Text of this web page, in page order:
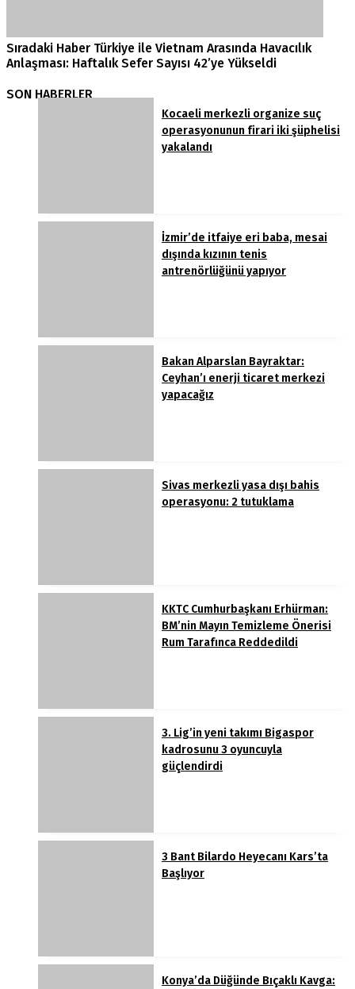
Sıradaki Haber Türkiye ile Vietnam Arasında Havacılık
Anlaşması: Haftalık Sefer Sayısı 42’ye Yükseldi
SON HABERLER
Kocaeli merkezli organize suç
operasyonunun firari iki şüphelisi
yakalandı
İzmir’de itfaiye eri baba, mesai
dışında kızının tenis
antrenörlüğünü yapıyor
Bakan Alparslan Bayraktar:
Ceyhan’ı enerji ticaret merkezi
yapacağız
Sivas merkezli yasa dışı bahis
operasyonu: 2 tutuklama
KKTC Cumhurbaşkanı Erhürman:
BM’nin Mayın Temizleme Önerisi
Rum Tarafınca Reddedildi
3. Lig’in yeni takımı Bigaspor
kadrosunu 3 oyuncuyla
güçlendirdi
3 Bant Bilardo Heyecanı Kars’ta
Başlıyor
Konya’da Düğünde Bıçaklı Kavga: